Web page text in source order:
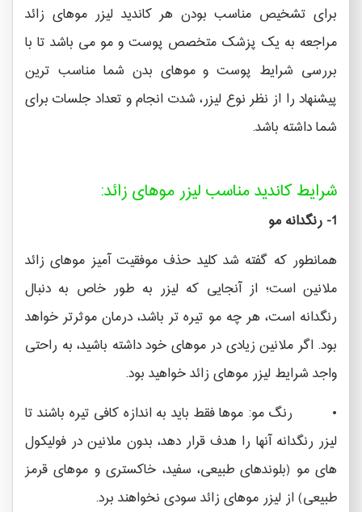
برای تشخیص مناسب بودن هر کاندید لیزر موهای زائد
مراجعه به یک پزشک متخصص پوست و مو می باشد تا با
بررسی شرایط پوست و موهای بدن شما مناسب ترین
پیشنهاد را از نظر نوع لیزر، شدت انجام و تعداد جلسات برای
شما داشته باشد.
شرایط کاندید مناسب لیزر موهای زائد:
1- رنگدانه مو
همانطور که گفته شد کلید حذف موفقیت آمیز موهای زائد
ملانین است؛ از آنجایی که لیزر به طور خاص به دنبال
رنگدانه است، هر چه مو تیره تر باشد، درمان موثرتر خواهد
بود. اگر ملانین زیادی در موهای خود داشته باشید، به راحتی
واجد شرایط لیزر موهای زائد خواهید بود.
• رنگ مو: موها فقط باید به اندازه کافی تیره باشند تا
لیزر رنگدانه آنها را هدف قرار دهد، بدون ملانین در فولیکول
های مو (بلوندهای طبیعی، سفید، خاکستری و موهای قرمز
طبیعی) از لیزر موهای زائد سودی نخواهند برد.